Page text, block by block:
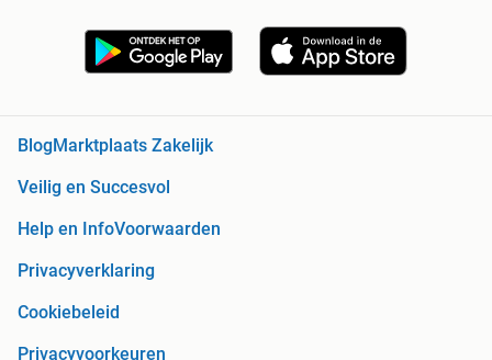
BlogMarktplaats Zakelijk
Veilig en Succesvol
Help en InfoVoorwaarden
Privacyverklaring
Cookiebeleid
Privacyvoorkeuren